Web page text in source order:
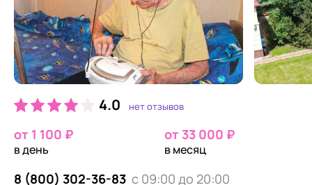
4.0 нет отзывов
от 1 100 ₽
в день
от 33 000 ₽
в месяц
8 (800) 302-36-83 с 09:00 до 20:00